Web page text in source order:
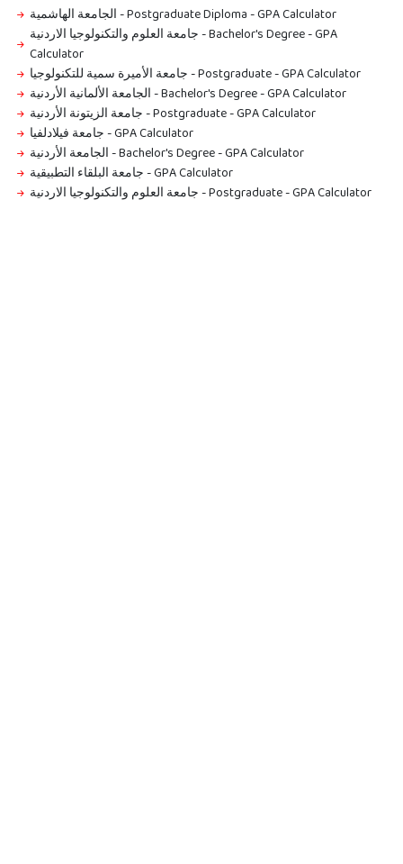
الجامعة الهاشمية - Postgraduate Diploma-GPA Calculator
جامعة العلوم والتكنولوجيا الاردنية - Bachelor's Degree-GPA
Calculator
جامعة الأميرة سمية للتكنولوجيا - Postgraduate-GPA Calculator
الجامعة الألمانية الأردنية - Bachelor's Degree-GPA Calculator
جامعة الزيتونة الأردنية - Postgraduate-GPA Calculator
جامعة فيلادلفيا-GPA Calculator
الجامعة الأردنية - Bachelor's Degree-GPA Calculator
جامعة البلقاء التطبيقية-GPA Calculator
جامعة العلوم والتكنولوجيا الاردنية - Postgraduate-GPA Calculator